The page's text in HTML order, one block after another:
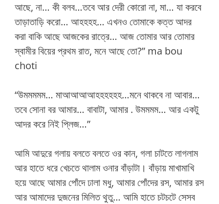
আছে, না… কী বলব…তবে আর দেরী কোরো না, মা… যা করবে
তাড়াতাড়ি করো… আহহহহ… এখনও তোমাকে কত্ত আদর
করা বাকি আছে আজকের রাত্রে… আজ তোমার আর তোমার
স্বামীর বিয়ের প্রথম রাত, মনে আছে তো?” ma bou
choti
“উমমমমম… মাআআআআহহহহহহ…মনে থাকবে না আবার…
তবে সোনা বর আমার… বাবাটা, আমার . উমমমম… আর একটু
আদর করে নিই প্লিজ…”
আমি আদুরে গলায় বলতে বলতে ওর কান, গলা চাটতে লাগলাম
আর হাতে ধরে খেচতে থালাম ওনার বাঁড়াটা। বাঁড়ায় মাখামাখি
হয়ে আছে আমার পোঁদে ঢালা মধু, আমার পোঁদের রস, আমার রস
আর আমাদের দুজনের মিলিত থুতু… আমি হাতে চটচটে সেসব